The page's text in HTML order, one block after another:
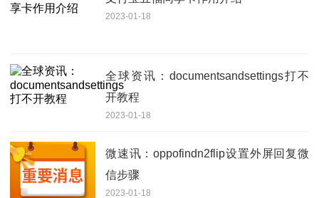
2023-01-18
全球资讯：documentsandsettings打不
开教程
2023-01-18
微速讯：oppofindn2flip设置外屏回复微
信步骤
2023-01-18